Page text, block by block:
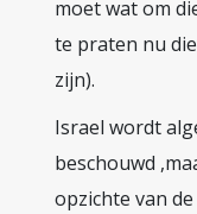
moet wat om
te praten nu
zijn).
Israel wordt
beschouwd
opzichte van